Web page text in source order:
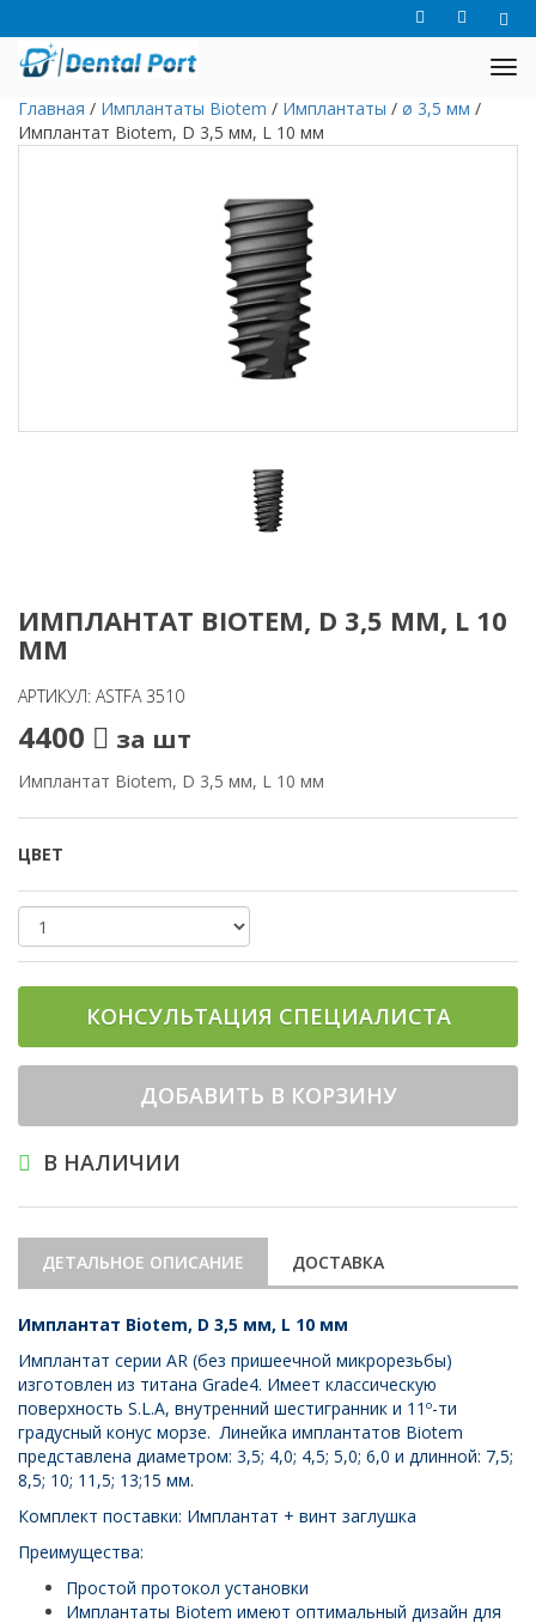
Главная / Имплантаты Biotem / Имплантаты / ø 3,5 мм /
Имплантат Biotem, D 3,5 мм, L 10 мм
ИМПЛАНТАТ BIOTEM, D 3,5 ММ, L 10
ММ
АРТИКУЛ: ASTFA 3510
4400 за шт
Имплантат Biotem, D 3,5 мм, L 10 мм
ЦВЕТ
КОНСУЛЬТАЦИЯ СПЕЦИАЛИСТА
ДОБАВИТЬ В КОРЗИНУ
В НАЛИЧИИ
ДЕТАЛЬНОЕ ОПИСАНИЕ ДОСТАВКА
Имплантат Biotem, D 3,5 мм, L 10 мм
Имплантат серии AR (без пришеечной микрорезьбы)
изготовлен из титана Grade4. Имеет классическую
поверхность S.L.A, внутренний шестигранник и 11º-ти
градусный конус морзе. Линейка имплантатов Biotem
представлена диаметром: 3,5; 4,0; 4,5; 5,0; 6,0 и длинной: 7,5;
8,5; 10; 11,5; 13;15 мм.
Комплект поставки: Имплантат + винт заглушка
Преимущества:
Простой протокол установки
Имплантаты Biotem имеют оптимальный дизайн для